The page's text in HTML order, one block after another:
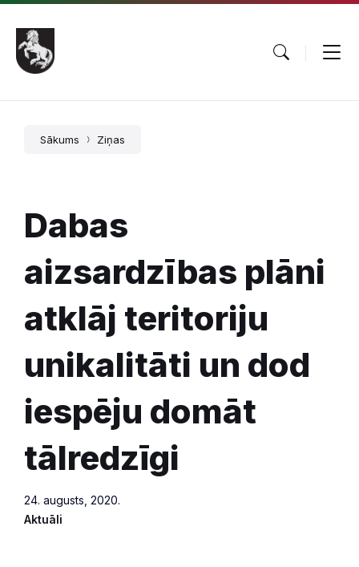
Pāriet
saturu
Skip
main
navigation
Skip
footer
Sākums Ziņas
Dabas
aizsardzības plāni
atklāj teritoriju
unikalitāti un dod
iespēju domāt
tālredzīgi
24. augusts, 2020.
Aktuāli